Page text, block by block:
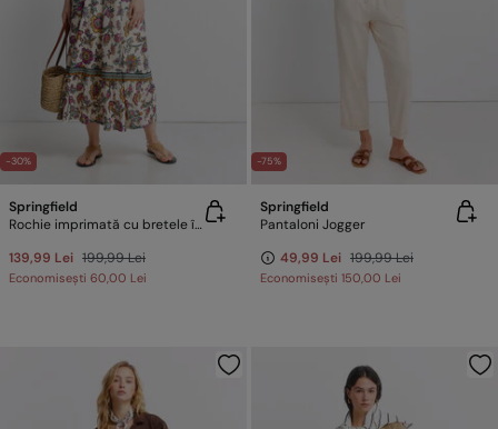
-30%
Springfield
Rochie imprimată cu bretele încrucișate
139,99 Lei 199,99 Lei
Economisești 60,00 Lei
-75%
Springfield
Pantaloni Jogger
49,99 Lei 199,99 Lei
Economisești 150,00 Lei